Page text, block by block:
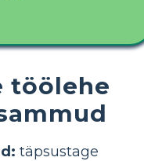
töölehe
täpsustage